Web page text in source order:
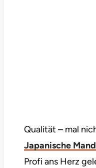
Qualität – mal
Japanische
Profi ans Herz